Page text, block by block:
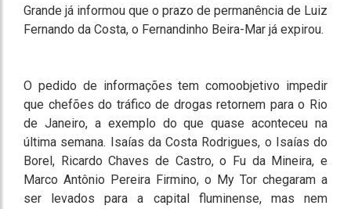
Grande já informou que o prazo de permanência de Luiz
Fernando da Costa, o Fernandinho Beira-Mar já expirou.
O pedido de informações tem comoobjetivo impedir
que chefões do tráfico de drogas retornem para o Rio
de Janeiro, a exemplo do que quase aconteceu na
última semana. Isaías da Costa Rodrigues, o Isaías do
Borel, Ricardo Chaves de Castro, o Fu da Mineira, e
Marco Antônio Pereira Firmino, o My Tor chegaram a
ser levados para a capital fluminense, mas nem